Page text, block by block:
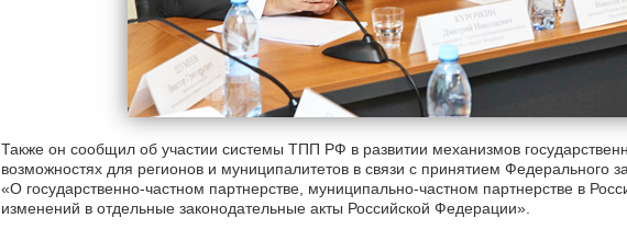
Также он сообщил об участии системы ТПП РФ в развитии механизмов
возможностях для регионов и муниципалитетов в связи с принятием
«О государственно-частном партнерстве, муниципально-частном партнерстве в
изменений в отдельные законодательные акты Российской Федерации».